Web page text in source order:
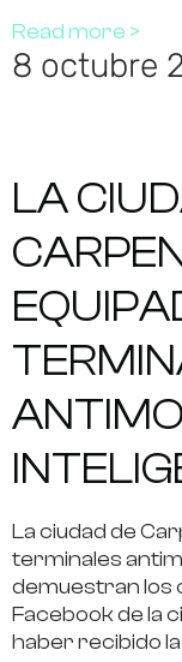
Read more >
8 octubre
LA
La ciudad de
terminales
demuestran los
Facebook de la
haber recibido